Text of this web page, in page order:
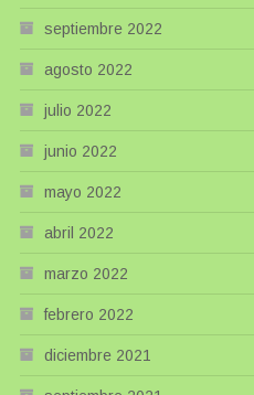
septiembre 2022
agosto 2022
julio 2022
junio 2022
mayo 2022
abril 2022
marzo 2022
febrero 2022
diciembre 2021